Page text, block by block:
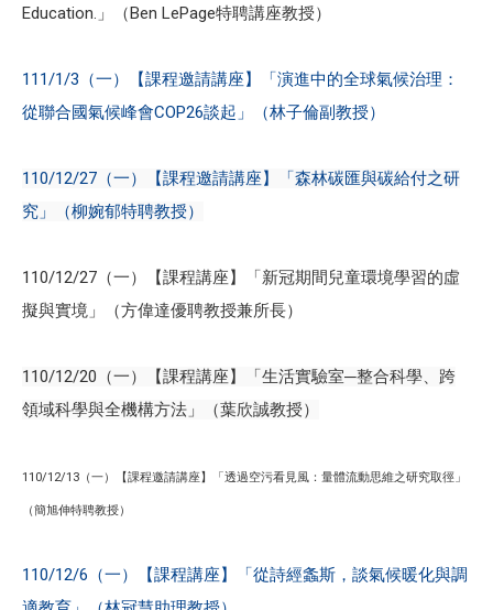
Education.」（Ben LePage特聘講座教授）
111/1/3（一）【課程邀請講座】「演進中的全球氣候治理：
從聯合國氣候峰會COP26談起」（林子倫副教授）
110/12/27（一）【課程邀請講座】「森林碳匯與碳給付之研
究」（柳婉郁特聘教授）
110/12/27（一）【課程講座】「新冠期間兒童環境學習的虛
擬與實境」（方偉達優聘教授兼所長）
110/12/20（一）【課程講座】「生活實驗室─整合科學、跨
領域科學與全機構方法」（葉欣誠教授）
110/12/13（一）【課程邀請講座】「透過空污看見風：量體流動思維之研究取徑」
（簡旭伸特聘教授）
110/12/6（一）【課程講座】「從詩經螽斯，談氣候暖化與調